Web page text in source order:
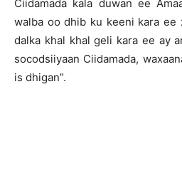
Ciidamada kala duwan ee
walba oo dhib ku keeni kara ee
dalka khal khal geli kara ee ay
socodsiiyaan Ciidamada,
is dhigan”.